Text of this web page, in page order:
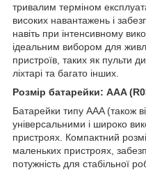
тривалим терміном
високих навантажень і
навіть при інтенсивному
ідеальним вибором для
пристроїв, таких як пульти
ліхтарі та багато інших.
Розмір батарейки: AAA
Батарейки типу AAA (також
універсальними і широко
пристроях. Компактний
маленьких пристроях,
потужність для стабільної